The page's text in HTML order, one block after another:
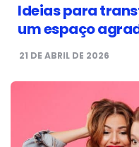
Ideias para
um espaço
21 DE ABRIL DE 2026